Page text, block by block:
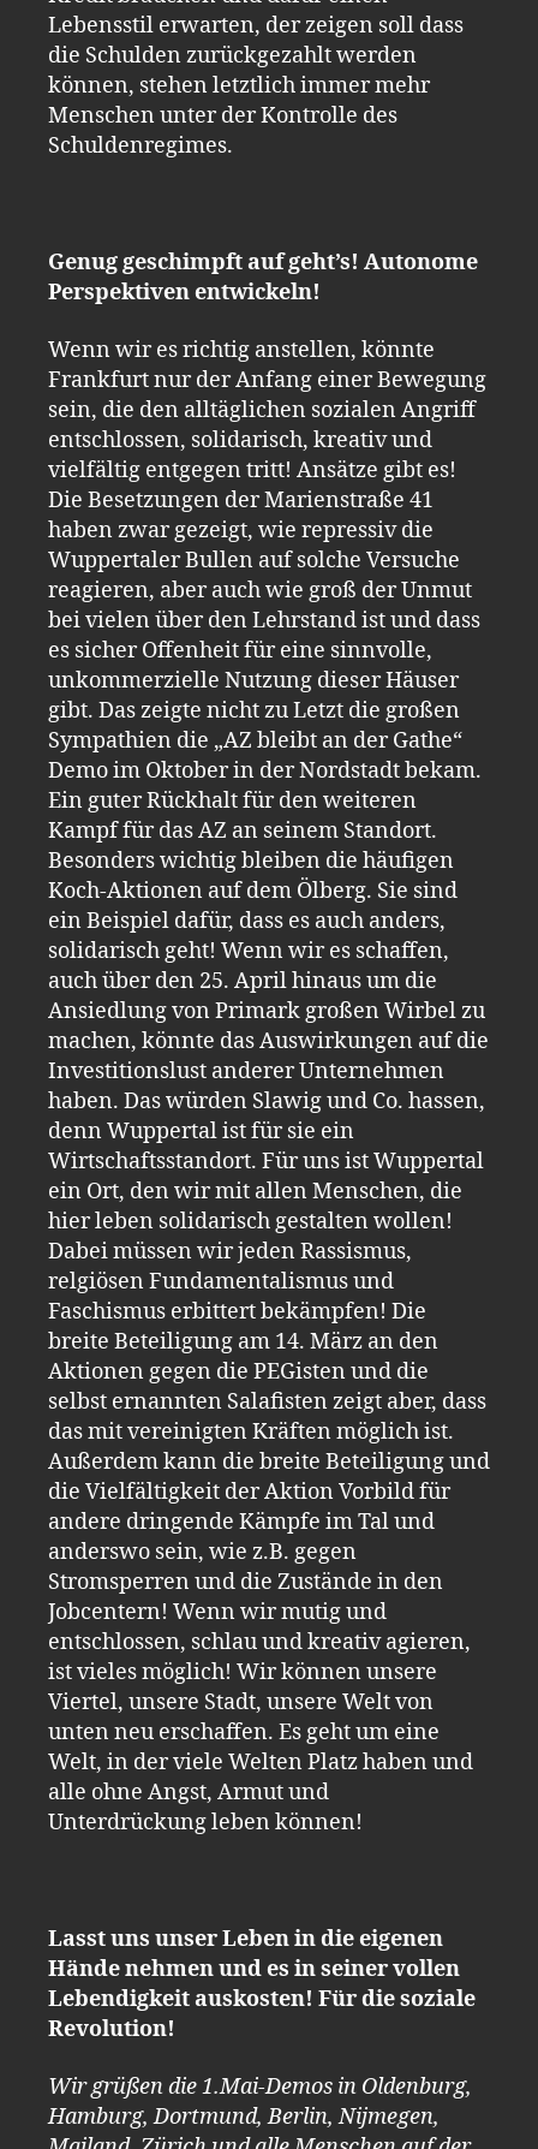
Lebensstil erwarten, der zeigen soll dass
die Schulden zurückgezahlt werden
können, stehen letztlich immer mehr
Menschen unter der Kontrolle des
Schuldenregimes.
Genug geschimpft auf geht’s! Autonome
Perspektiven entwickeln!
Wenn wir es richtig anstellen, könnte
Frankfurt nur der Anfang einer Bewegung
sein, die den alltäglichen sozialen Angriff
entschlossen, solidarisch, kreativ und
vielfältig entgegen tritt! Ansätze gibt es!
Die Besetzungen der Marienstraße 41
haben zwar gezeigt, wie repressiv die
Wuppertaler Bullen auf solche Versuche
reagieren, aber auch wie groß der Unmut
bei vielen über den Lehrstand ist und dass
es sicher Offenheit für eine sinnvolle,
unkommerzielle Nutzung dieser Häuser
gibt. Das zeigte nicht zu Letzt die großen
Sympathien die „AZ bleibt an der Gathe“
Demo im Oktober in der Nordstadt bekam.
Ein guter Rückhalt für den weiteren
Kampf für das AZ an seinem Standort.
Besonders wichtig bleiben die häufigen
Koch-Aktionen auf dem Ölberg. Sie sind
ein Beispiel dafür, dass es auch anders,
solidarisch geht! Wenn wir es schaffen,
auch über den 25. April hinaus um die
Ansiedlung von Primark großen Wirbel zu
machen, könnte das Auswirkungen auf die
Investitionslust anderer Unternehmen
haben. Das würden Slawig und Co. hassen,
denn Wuppertal ist für sie ein
Wirtschaftsstandort. Für uns ist Wuppertal
ein Ort, den wir mit allen Menschen, die
hier leben solidarisch gestalten wollen!
Dabei müssen wir jeden Rassismus,
relgiösen Fundamentalismus und
Faschismus erbittert bekämpfen! Die
breite Beteiligung am 14. März an den
Aktionen gegen die PEGisten und die
selbst ernannten Salafisten zeigt aber, dass
das mit vereinigten Kräften möglich ist.
Außerdem kann die breite Beteiligung und
die Vielfältigkeit der Aktion Vorbild für
andere dringende Kämpfe im Tal und
anderswo sein, wie z.B. gegen
Stromsperren und die Zustände in den
Jobcentern! Wenn wir mutig und
entschlossen, schlau und kreativ agieren,
ist vieles möglich! Wir können unsere
Viertel, unsere Stadt, unsere Welt von
unten neu erschaffen. Es geht um eine
Welt, in der viele Welten Platz haben und
alle ohne Angst, Armut und
Unterdrückung leben können!
Lasst uns unser Leben in die eigenen
Hände nehmen und es in seiner vollen
Lebendigkeit auskosten! Für die soziale
Revolution!
Wir grüßen die 1.Mai-Demos in Oldenburg,
Hamburg, Dortmund, Berlin, Nijmegen,